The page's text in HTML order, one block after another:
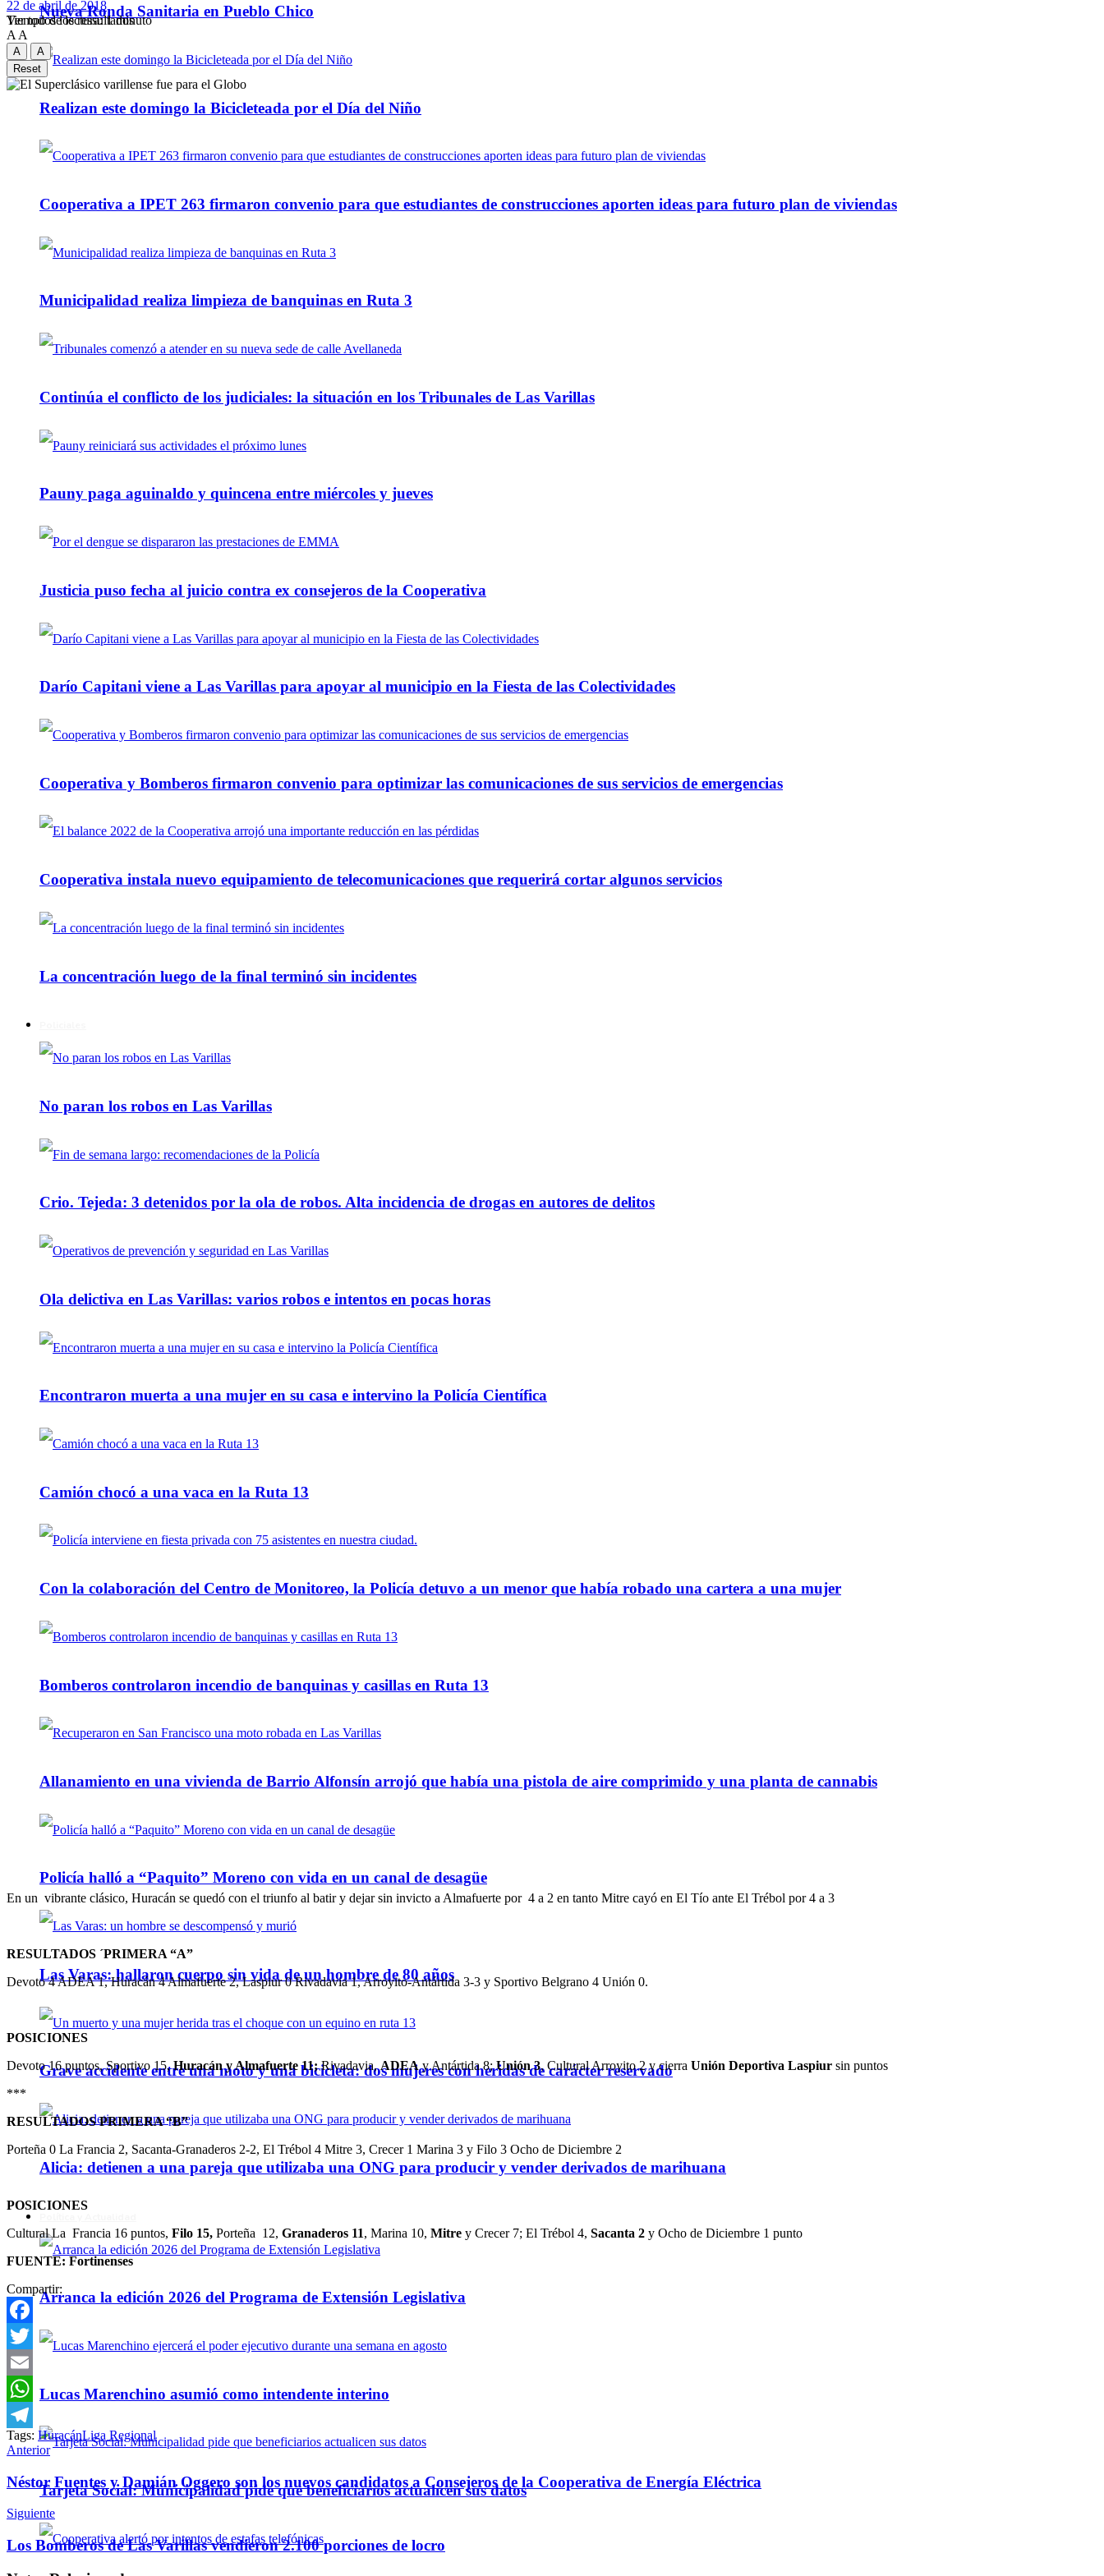
Nueva Ronda Sanitaria en Pueblo Chico
Realizan este domingo la Bicicleteada por el Día del Niño
Cooperativa a IPET 263 firmaron convenio para que estudiantes de construcciones aporten ideas para futuro plan de viviendas
Municipalidad realiza limpieza de banquinas en Ruta 3
Continúa el conflicto de los judiciales: la situación en los Tribunales de Las Varillas
Pauny paga aguinaldo y quincena entre miércoles y jueves
Justicia puso fecha al juicio contra ex consejeros de la Cooperativa
Darío Capitani viene a Las Varillas para apoyar al municipio en la Fiesta de las Colectividades
Cooperativa y Bomberos firmaron convenio para optimizar las comunicaciones de sus servicios de emergencias
Cooperativa instala nuevo equipamiento de telecomunicaciones que requerirá cortar algunos servicios
La concentración luego de la final terminó sin incidentes
No paran los robos en Las Varillas
Crio. Tejeda: 3 detenidos por la ola de robos. Alta incidencia de drogas en autores de delitos
Ola delictiva en Las Varillas: varios robos e intentos en pocas horas
Encontraron muerta a una mujer en su casa e intervino la Policía Científica
Camión chocó a una vaca en la Ruta 13
Con la colaboración del Centro de Monitoreo, la Policía detuvo a un menor que había robado una cartera a una mujer
Bomberos controlaron incendio de banquinas y casillas en Ruta 13
Allanamiento en una vivienda de Barrio Alfonsín arrojó que había una pistola de aire comprimido y una planta de cannabis
Policía halló a “Paquito” Moreno con vida en un canal de desagüe
Las Varas: hallaron cuerpo sin vida de un hombre de 80 años
Grave accidente entre una moto y una bicicleta: dos mujeres con heridas de carácter reservado
Alicia: detienen a una pareja que utilizaba una ONG para producir y vender derivados de marihuana
Arranca la edición 2026 del Programa de Extensión Legislativa
Lucas Marenchino asumió como intendente interino
Tarjeta Social: Municipalidad pide que beneficiarios actualicen sus datos
Ver todos los ressultados
22 de abril de 2018
Tiempo de lectura: 1 minuto
A A
A
A
Reset
En un vibrante clásico, Huracán se quedó con el triunfo al batir y dejar sin invicto a Almafuerte por 4 a 2 en tanto Mitre cayó en El Tío ante El Trébol por 4 a 3
RESULTADOS ´PRIMERA “A”
Devoto 4 ADEA 1, Huracán 4 Almafuerte 2, Laspiur 0 Rivadavia 1, Arroyito-Antártida 3-3 y Sportivo Belgrano 4 Unión 0.
POSICIONES
Devoto 16 puntos, Sportivo 15,Huracán y Almafuerte 11;Rivadavia,ADEAy Antártida 8;Unión 3, Cultural Arroyito 2 y cierra Unión Deportiva Laspiur sin puntos
***
RESULTADOS PRIMERA “B”
Porteña 0 La Francia 2, Sacanta-Granaderos 2-2, El Trébol 4 Mitre 3, Crecer 1 Marina 3 y Filo 3 Ocho de Diciembre 2
POSICIONES
Cultural La Francia 16 puntos, Filo 15, Porteña 12, Granaderos 11, Marina 10, Mitre y Crecer 7; El Trébol 4, Sacanta 2 y Ocho de Diciembre 1 punto
FUENTE: Fortinenses
Compartir:
Facebook
Twitter
Email
WhatsApp
Telegram
Tags: HuracánLiga Regional
Anterior
Néstor Fuentes y Damián Oggero son los nuevos candidatos a Consejeros de la Cooperativa de Energía Eléctrica
Siguiente
Los Bomberos de Las Varillas vendieron 2.100 porciones de locro